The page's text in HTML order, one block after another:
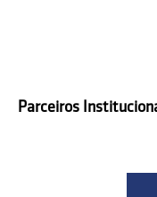
Parceiros